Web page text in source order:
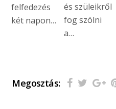
felfedezés
két napon…
és szüleikről
fog szólni
a…
Megosztás: